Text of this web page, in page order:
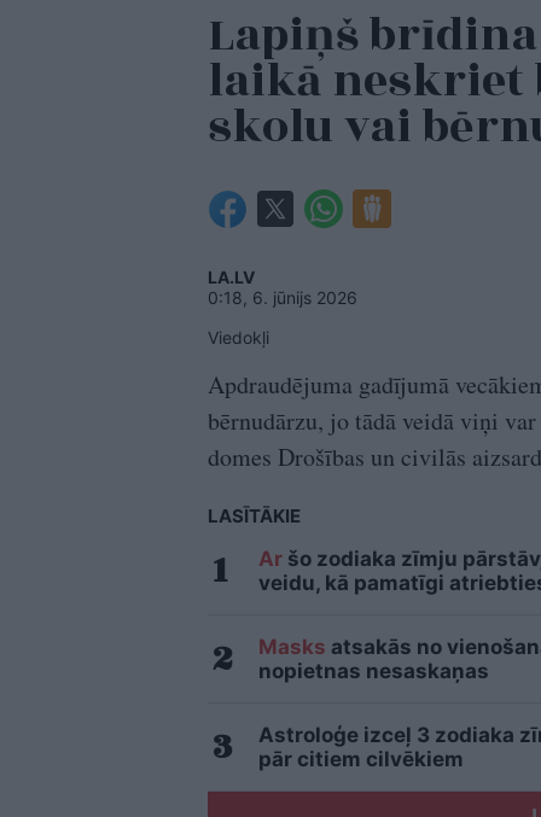
Lapiņš
laikā neskriet
skolu vai
LA.LV
0:18, 6. jūnijs 2026
Viedokļi
Apdraudējuma gadījumā
bērnudārzu, jo tādā veidā viņi
domes Drošības un civilās
LASĪTĀKIE
Ar šo zodiaka zīmju
veidu, kā pamatīgi
Masks atsakās no
nopietnas nesaskaņas
Astroloģe izceļ 3 zodiaka
pār citiem cilvēkiem